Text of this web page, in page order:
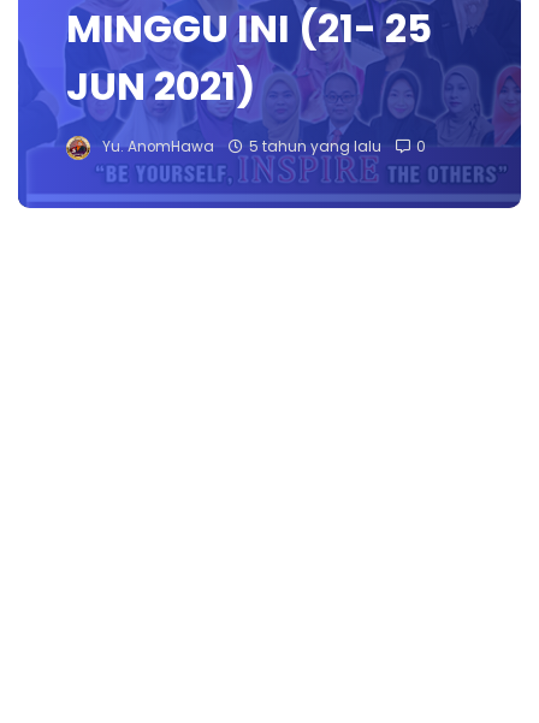
MINGGU INI (21- 25
JUN 2021)
Yu. AnomHawa 5 tahun yang lalu 0